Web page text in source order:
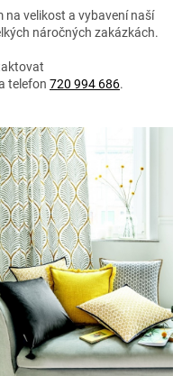
na velikost a vybavení naší
náročných zakázkách.
telefon 720 994 686.